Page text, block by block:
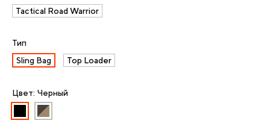
Tactical Road Warrior
Тип
Sling Bag
Top Loader
Цвет: Черный